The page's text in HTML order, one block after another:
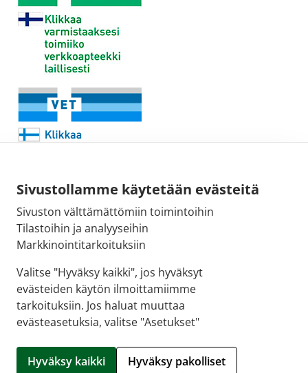
Sivustollamme käytetään evästeitä
Sivuston välttämättömiin toimintoihin
Tilastoihin ja analyyseihin
Markkinointitarkoituksiin
Valitse "Hyväksy kaikki", jos hyväksyt
evästeiden käytön ilmoittamiimme
tarkoituksiin. Jos haluat muuttaa
evästeasetuksia, valitse "Asetukset"
Hyväksy kaikki Hyväksy pakolliset
Sähköpostiosoite:
kirjaamo@fimea.fi
Fimean vaihde:
029 522 3341